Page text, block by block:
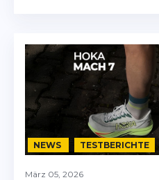
NEWS TESTBERICHTE
März 05, 2026